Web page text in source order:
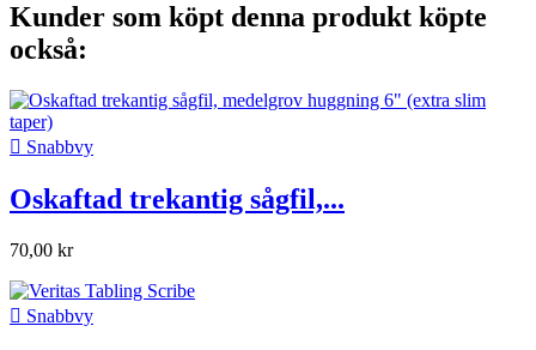
Kunder som köpt denna produkt köpte
också:
 Snabbvy
Oskaftad trekantig sågfil,...
70,00 kr
 Snabbvy